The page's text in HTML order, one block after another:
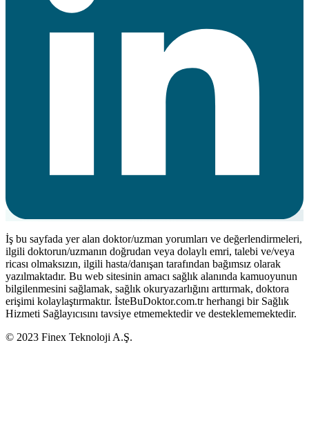
İş bu sayfada yer alan doktor/uzman yorumları ve değerlendirmeleri,
ilgili doktorun/uzmanın doğrudan veya dolaylı emri, talebi ve/veya
ricası olmaksızın, ilgili hasta/danışan tarafından bağımsız olarak
yazılmaktadır. Bu web sitesinin amacı sağlık alanında kamuoyunun
bilgilenmesini sağlamak, sağlık okuryazarlığını arttırmak, doktora
erişimi kolaylaştırmaktır. İsteBuDoktor.com.tr herhangi bir Sağlık
Hizmeti Sağlayıcısını tavsiye etmemektedir ve desteklememektedir.
© 2023 Finex Teknoloji A.Ş.